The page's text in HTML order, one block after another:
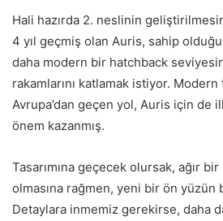
Hali hazırda 2. neslinin
4 yıl geçmiş olan Auris, sahip
daha modern bir hatchback
rakamlarını katlamak istiyor. Modern
Avrupa’dan geçen yol, Auris için de
önem kazanmış.
Tasarımına geçecek olursak, ağır
olmasına rağmen, yeni bir ön
Detaylara inmemiz gerekirse, daha